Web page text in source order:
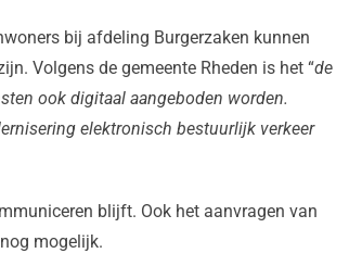
bij afdeling Burgerzaken kunnen
Volgens de gemeente Rheden is het “de
ook digitaal aangeboden worden.
elektronisch bestuurlijk verkeer
blijft. Ook het aanvragen van
mogelijk.